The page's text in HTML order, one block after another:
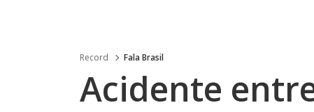
Record Fala Brasil
Acidente